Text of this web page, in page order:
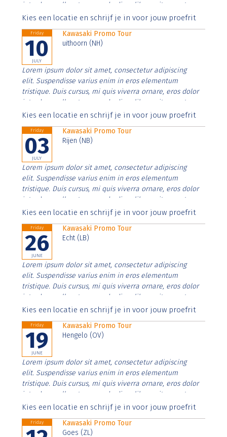
interdum nulla, ut commodo diam libero vitae erat.
Aenean faucibus nibh et justo cursus id rutrum lorem
Kies een locatie en schrijf je in voor jouw proefrit
Friday
10
JULY
Kawasaki Promo Tour
uithoorn (NH)
Lorem ipsum dolor sit amet, consectetur adipiscing
elit. Suspendisse varius enim in eros elementum
tristique. Duis cursus, mi quis viverra ornare, eros dolor
interdum nulla, ut commodo diam libero vitae erat.
Aenean faucibus nibh et justo cursus id rutrum lorem
Kies een locatie en schrijf je in voor jouw proefrit
Friday
03
JULY
Kawasaki Promo Tour
Rijen (NB)
Lorem ipsum dolor sit amet, consectetur adipiscing
elit. Suspendisse varius enim in eros elementum
tristique. Duis cursus, mi quis viverra ornare, eros dolor
interdum nulla, ut commodo diam libero vitae erat.
Aenean faucibus nibh et justo cursus id rutrum lorem
Kies een locatie en schrijf je in voor jouw proefrit
Friday
26
JUNE
Kawasaki Promo Tour
Echt (LB)
Lorem ipsum dolor sit amet, consectetur adipiscing
elit. Suspendisse varius enim in eros elementum
tristique. Duis cursus, mi quis viverra ornare, eros dolor
interdum nulla, ut commodo diam libero vitae erat.
Aenean faucibus nibh et justo cursus id rutrum lorem
Kies een locatie en schrijf je in voor jouw proefrit
Friday
19
JUNE
Kawasaki Promo Tour
Hengelo (OV)
Lorem ipsum dolor sit amet, consectetur adipiscing
elit. Suspendisse varius enim in eros elementum
tristique. Duis cursus, mi quis viverra ornare, eros dolor
interdum nulla, ut commodo diam libero vitae erat.
Aenean faucibus nibh et justo cursus id rutrum lorem
Kies een locatie en schrijf je in voor jouw proefrit
Friday
Kawasaki Promo Tour
Goes (ZL)